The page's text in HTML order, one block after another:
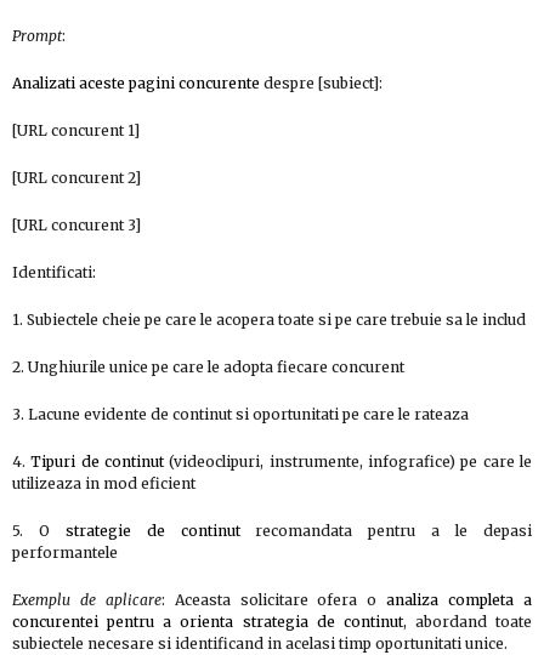
Prompt:
Analizati aceste pagini concurente despre [subiect]:
[URL concurent 1]
[URL concurent 2]
[URL concurent 3]
Identificati:
1. Subiectele cheie pe care le acopera toate si pe care trebuie sa le includ
2. Unghiurile unice pe care le adopta fiecare concurent
3. Lacune evidente de continut si oportunitati pe care le rateaza
4.Tipuri de continut(videoclipuri, instrumente, infografice) pe care le
utilizeaza in mod eficient
5. O strategie de continutrecomandata pentru a le depasi
performantele
Exemplu de aplicare: Aceasta solicitare ofera oanaliza completa a
concurentei pentru a orienta strategia de continut, abordand toate
subiectele necesare si identificand in acelasi timp oportunitati unice.